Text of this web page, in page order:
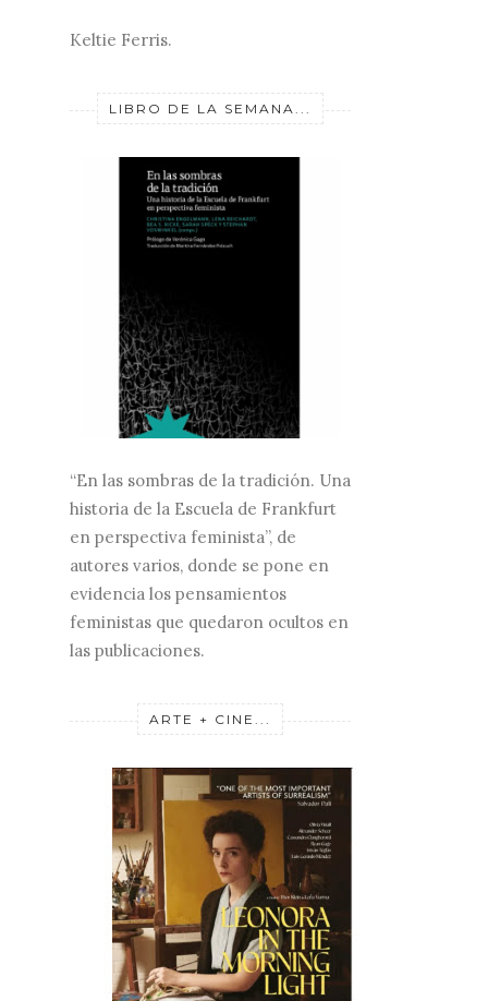
Keltie Ferris.
LIBRO DE LA SEMANA...
“En las sombras de la tradición. Una
historia de la Escuela de Frankfurt
en perspectiva feminista”, de
autores varios, donde se pone en
evidencia los pensamientos
feministas que quedaron ocultos en
las publicaciones.
ARTE + CINE...